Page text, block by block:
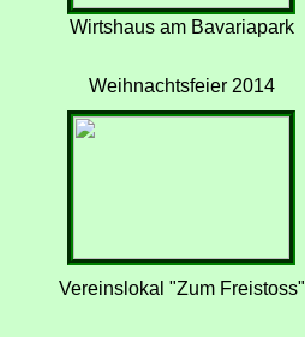
Wirtshaus am Bavariapark
Weihnachtsfeier 2014
Vereinslokal "Zum Freistoss"